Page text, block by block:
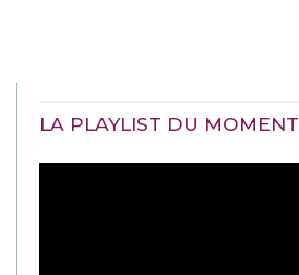
LA PLAYLIST DU MOMENT